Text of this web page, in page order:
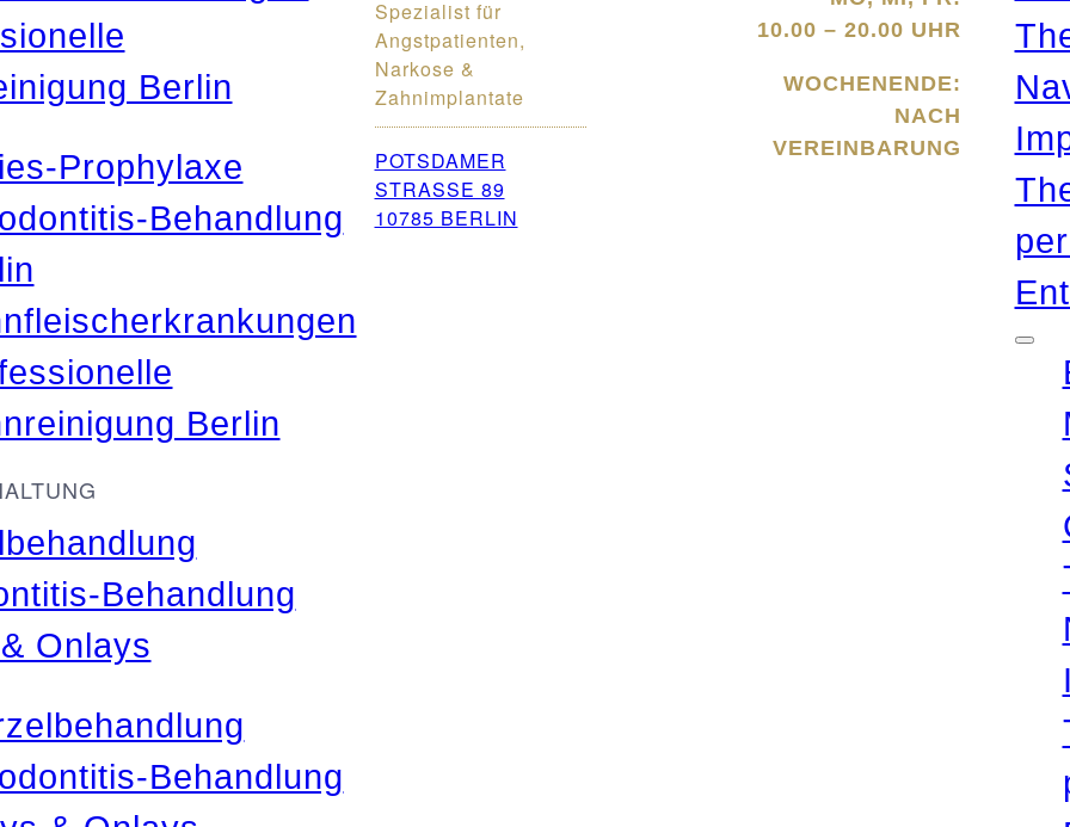
Berlin
Prophylaxe
Behandlung
Berlin
Behandlung
Onlays
Behandlung
Spezialist für
Angstpatienten,
Narkose &
Zahnimplantate
POTSDAMER
STRASSE 89
10785 BERLIN
10.00 – 20.00 UHR
WOCHENENDE:
NACH
VEREINBARUNG